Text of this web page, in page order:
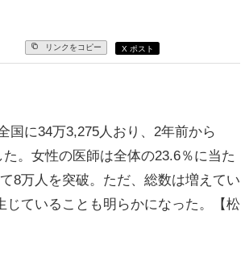
リンクをコピー X ポスト
国に34万3,275人おり、2年前から
。女性の医師は全体の23.6％に当た
8万人を突破。ただ、総数は増えてい
ていることも明らかになった。【松